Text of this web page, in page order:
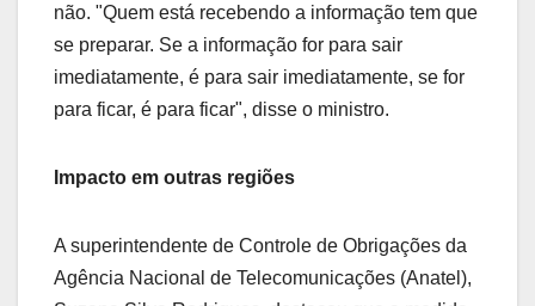
não. "Quem está recebendo a informação tem que
se preparar. Se a informação for para sair
imediatamente, é para sair imediatamente, se for
para ficar, é para ficar", disse o ministro.
Impacto em outras regiões
A superintendente de Controle de Obrigações da
Agência Nacional de Telecomunicações (Anatel),